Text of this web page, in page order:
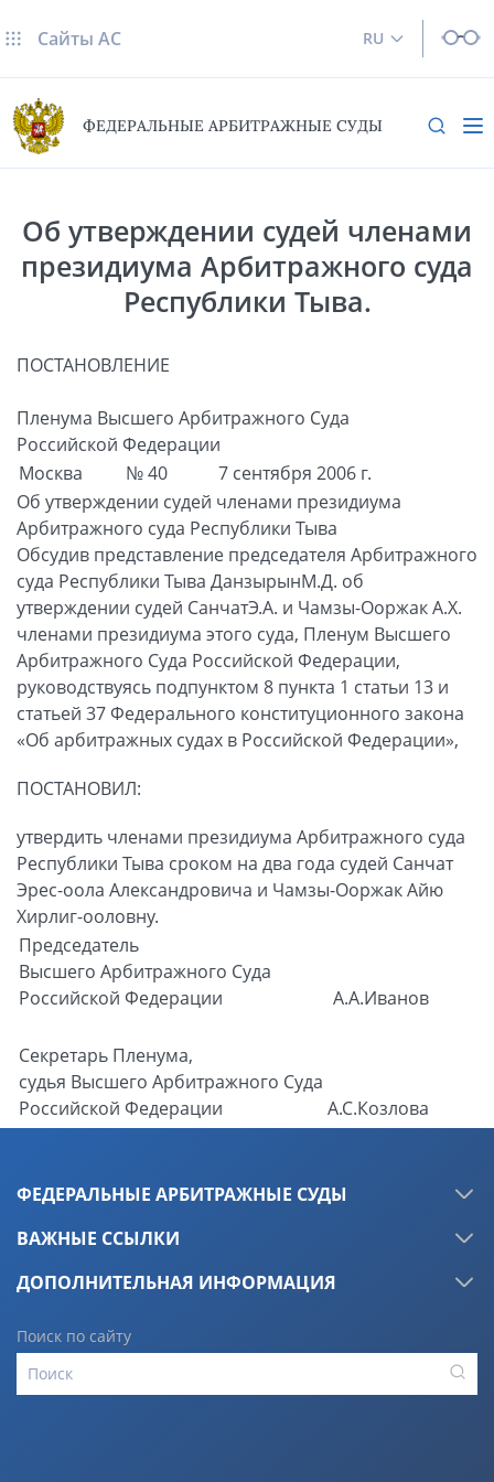
RU
Сайты AC
ФЕДЕРАЛЬНЫЕ АРБИТРАЖНЫЕ СУДЫ
Об утверждении судей членами
президиума Арбитражного суда
Республики Тыва.
ПОСТАНОВЛЕНИЕ
Пленума Высшего Арбитражного Суда
Российской Федерации
Москва
№ 40
7 сентября 2006 г.
Об утверждении судей членами президиума
Арбитражного суда Республики Тыва
Обсудив представление председателя Арбитражного
суда Республики Тыва ДанзырынМ.Д. об
утверждении судей СанчатЭ.А. и Чамзы-Ооржак А.Х.
членами президиума этого суда, Пленум Высшего
Арбитражного Суда Российской Федерации,
руководствуясь подпунктом 8 пункта 1 статьи 13 и
статьей 37 Федерального конституционного закона
«Об арбитражных судах в Российской Федерации»,
ПОСТАНОВИЛ:
утвердить членами президиума Арбитражного суда
Республики Тыва сроком на два года судей Санчат
Эрес-оола Александровича и Чамзы-Ооржак Айю
Хирлиг-ооловну.
Председатель
Высшего Арбитражного Суда
Российской Федерации
А.А.Иванов
Секретарь Пленума,
судья Высшего Арбитражного Суда
Российской Федерации
А.С.Козлова
ФЕДЕРАЛЬНЫЕ АРБИТРАЖНЫЕ СУДЫ
ВАЖНЫЕ ССЫЛКИ
ДОПОЛНИТЕЛЬНАЯ ИНФОРМАЦИЯ
Поиск по сайту